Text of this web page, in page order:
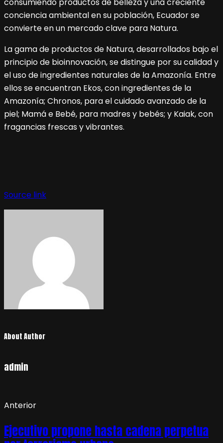
consumiendo productos de belleza y una creciente
conciencia ambiental en su población, Ecuador se
convierte en un mercado clave para Natura.
La gama de productos de Natura, desarrollados bajo el
principio de bioinnovación, se distingue por su calidad y
el uso de ingredientes naturales de la Amazonía. Entre
ellos se encuentran Ekos, con ingredientes de la
Amazonía; Chronos, para el cuidado avanzado de la
piel; Mamá e Bebé, para madres y bebés; y Kaiak, con
fragancias frescas y vibrantes.
de
entradas
Source link
About Author
admin
Anterior
Ejecutivo propone hasta cadena perpetua